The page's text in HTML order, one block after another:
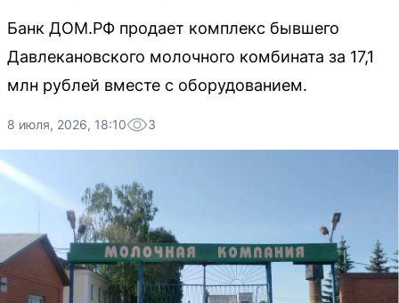
Банк ДОМ.РФ продает комплекс бывшего
Давлекановского молочного комбината за 17,1
млн рублей вместе с оборудованием.
8 июля, 2026, 18:10 3